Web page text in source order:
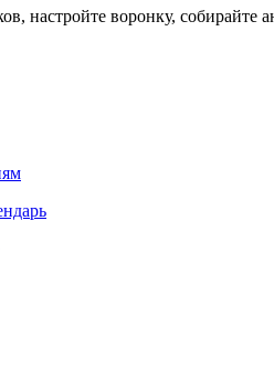
настройте воронку, собирайте